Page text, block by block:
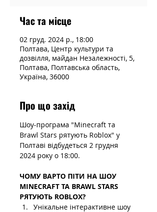
Час та місце
02 груд. 2024 р., 18:00
Полтава, Центр культури та
дозвілля, майдан Незалежності, 5,
Полтава, Полтавська область,
Україна, 36000
Про що захід
Шоу-програма "Minecraft та
Brawl Stars рятують Roblox" у
Полтаві відбудеться 2 грудня
2024 року о 18:00.
ЧОМУ ВАРТО ПІТИ НА ШОУ
MINECRAFT ТА BRAWL STARS
РЯТУЮТЬ ROBLOX?
Унікальне інтерактивне шоу